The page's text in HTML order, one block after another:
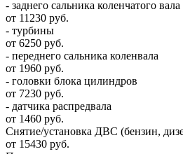
- заднего сальника коленчатого вала
от 11230 руб.
- турбины
от 6250 руб.
- переднего сальника коленвала
от 1960 руб.
- головки блока цилиндров
от 7230 руб.
- датчика распредвала
от 1460 руб.
Снятие/установка ДВС (бензин,
от 15430 руб.